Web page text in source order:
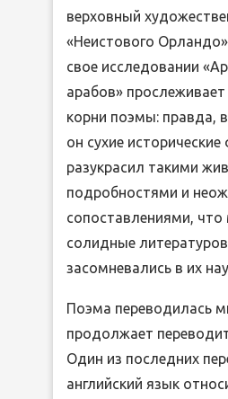
верховный
«Неистового
свое исследовании
арабов»
корни поэмы: правда,
он сухие
разукрасил такими
подробностями и
сопоставлениями, что
солидные
засомневались в их
Поэма переводилась
продолжает
Один из последних
английский язык